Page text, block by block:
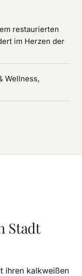
restaurierten
im Herzen der
Wellness,
Stadt
ihren kalkweißen